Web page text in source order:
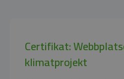
Certifikat:
klimatprojekt